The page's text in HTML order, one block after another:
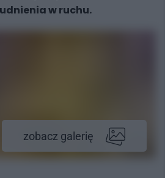
w ruchu.
zobacz galerię